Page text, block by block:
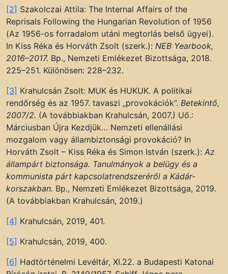
[2] Szakolczai Attila: The Internal Affairs of the
Reprisals Following the Hungarian Revolution of 1956
(Az 1956-os forradalom utáni megtorlás belső ügyei).
In Kiss Réka és Horváth Zsolt (szerk.): NEB Yearbook,
2016–2017. Bp., Nemzeti Emlékezet Bizottsága, 2018.
225–251. Különösen: 228–232.
[3] Krahulcsán Zsolt: MUK és HUKUK. A politikai
rendőrség és az 1957. tavaszi „provokációk”. Betekintő,
2007/2. (A továbbiakban Krahulcsán, 2007.) Uő.:
Márciusban Újra Kezdjük… Nemzeti ellenállási
mozgalom vagy állambiztonsági provokáció? In
Horváth Zsolt – Kiss Réka és Simon István (szerk.): Az
állampárt biztonsága. Tanulmányok a belügy és a
kommunista párt kapcsolatrendszeréről a Kádár-
korszakban. Bp., Nemzeti Emlékezet Bizottsága, 2019.
(A továbbiakban Krahulcsán, 2019.)
[4] Krahulcsán, 2019, 401.
[5] Krahulcsán, 2019, 400.
[6] Hadtörténelmi Levéltár, XI.22. a Budapesti Katonai